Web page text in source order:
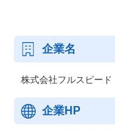
企業名
株式会社フルスピード
企業HP